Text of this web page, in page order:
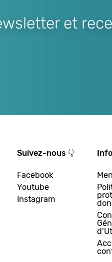
et
Suivez-nous 👇
Facebook
Youtube
Instagram